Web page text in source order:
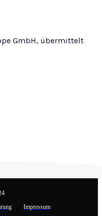
GmbH, übermittelt
Impressum